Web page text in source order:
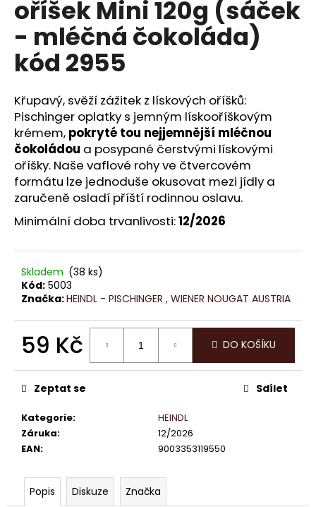
oříšek Mini 120g (sáček
- mléčná čokoláda)
kód 2955
Křupavý, svěží zážitek z lískových oříšků:
Pischinger oplatky s jemným lískooříškovým
krémem, pokryté tou nejjemnější mléčnou
čokoládou a posypané čerstvými lískovými
oříšky. Naše vaflové rohy ve čtvercovém
formátu lze jednoduše okusovat mezi jídly a
zaručeně osladí příští rodinnou oslavu.
Minimální doba trvanlivosti:12/2026
Skladem (38 ks)
Kód: 5003
Značka:HEINDL - PISCHINGER , WIENER NOUGAT AUSTRIA
59 Kč
cena:
DO KOŠÍKU
Kategorie:
HEINDL
Záruka:
12/2026
EAN: 9003353119550
Zeptat se Sdílet
Popis Diskuze Značka
a
j
í
t
?
HLEDAT
D
p
o
u
č
e
m
e
LINDOR
PRALINKY
ČOKOLÁDA
60%
12,5G